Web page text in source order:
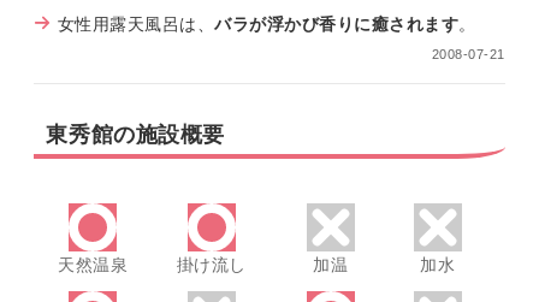
女性用露天風呂は、バラが浮かび香りに癒されます。
2008-07-21
東秀館の施設概要
天然温泉 掛け流し 加温 加水